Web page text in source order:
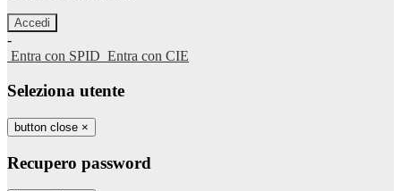
-
Entra con SPID Entra con CIE
Seleziona utente
button close ×
Recupero password